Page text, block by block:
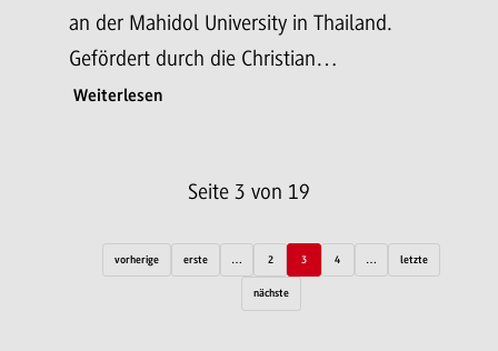
an der Mahidol University in Thailand.
Gefördert durch die Christian…
Weiterlesen
Seite 3 von 19
vorherige erste … 2 3 4 … letzte
nächste